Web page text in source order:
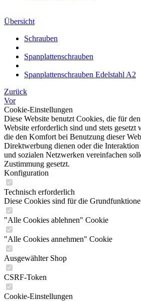
Übersicht
Schrauben
Spanplattenschrauben
Spanplattenschrauben Edelstahl A2
Zurück
Vor
Cookie-Einstellungen
Diese Website benutzt Cookies, die für
Website erforderlich sind und stets gesetzt
die den Komfort bei Benutzung dieser
Direktwerbung dienen oder die Interaktion
und sozialen Netzwerken vereinfachen
Zustimmung gesetzt.
Konfiguration
Technisch erforderlich
Diese Cookies sind für die
"Alle Cookies ablehnen" Cookie
"Alle Cookies annehmen" Cookie
Ausgewählter Shop
CSRF-Token
Cookie-Einstellungen